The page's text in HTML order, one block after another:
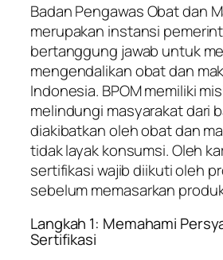
Badan Pengawas Obat dan
merupakan instansi
bertanggung jawab untuk
mengendalikan obat dan
Indonesia. BPOM memiliki
melindungi masyarakat dari
diakibatkan oleh obat dan
tidak layak konsumsi. Oleh
sertifikasi wajib diikuti oleh
sebelum memasarkan
Langkah 1: Memahami
Sertifikasi